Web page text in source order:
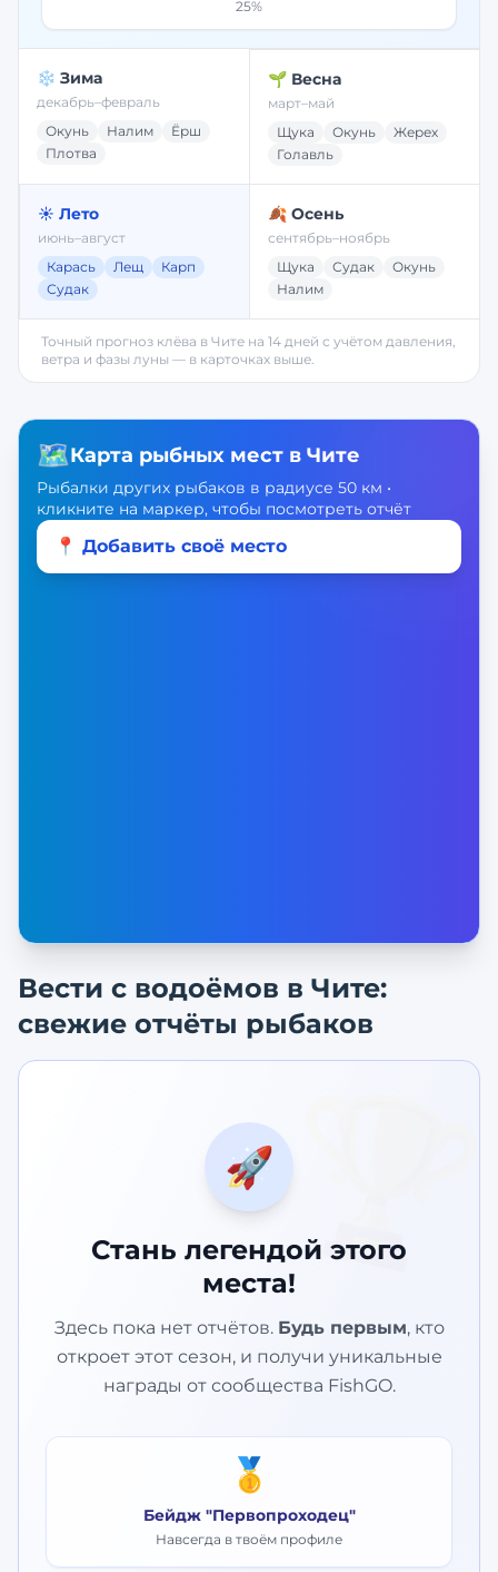
25%
❄️ Зима
декабрь–февраль
Окунь
Налим
Ёрш
Плотва
🌱 Весна
март–май
Щука
Окунь
Жерех
Голавль
☀️ Лето
июнь–август
Карась
Лещ
Карп
Судак
🍂 Осень
сентябрь–ноябрь
Щука
Судак
Окунь
Налим
Точный прогноз клёва в Чите на 14 дней с учётом давления,
ветра и фазы луны — в карточках выше.
🗺️Карта рыбных мест в Чите
Рыбалки других рыбаков в радиусе 50 км •
кликните на маркер, чтобы посмотреть отчёт
📍 Добавить своё место
Вести с водоёмов в Чите:
свежие отчёты рыбаков
🏆
🚀
Стань легендой этого
места!
Здесь пока нет отчётов. Будь первым, кто
откроет этот сезон, и получи уникальные
награды от сообщества FishGO.
🥇
Бейдж "Первопроходец"
Навсегда в твоём профиле